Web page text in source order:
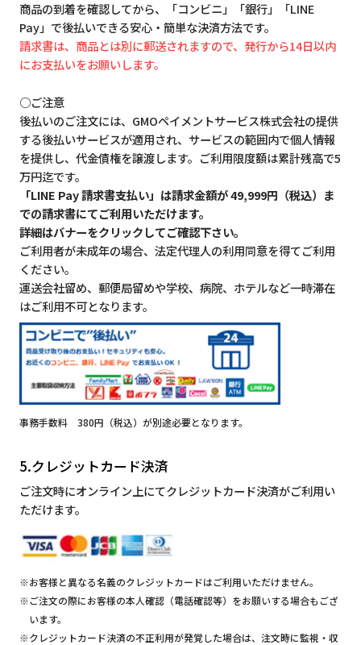
商品の到着を確認してから、「コンビニ」「銀行」「LINE
Pay」で後払いできる安心・簡単な決済方法です。
請求書は、商品とは別に郵送されますので、発行から14日以内
にお支払いをお願いします。
○ご注意
後払いのご注文には、GMOペイメントサービス株式会社の提供
する後払いサービスが適用され、サービスの範囲内で個人情報
を提供し、代金債権を譲渡します。ご利用限度額は累計残高で5
万円迄です。
「LINE Pay 請求書支払い」は請求金額が 49,999円（税込）ま
での請求書にてご利用いただけます。
詳細はバナーをクリックしてご確認下さい。
ご利用者が未成年の場合、法定代理人の利用同意を得てご利用
ください。
運送会社留め、郵便局留めや学校、病院、ホテルなど一時滞在
はご利用不可となります。
事務手数料 380円（税込）が別途必要となります。
5.クレジットカード決済
ご注文時にオンライン上にてクレジットカード決済がご利用い
ただけます。
※お客様と異なる名義のクレジットカードはご利用いただけません。
※ご注文の際にお客様の本人確認（電話確認等）をお願いする場合もござ
います。
※クレジットカード決済の不正利用が発覚した場合は、注文時に監視・収